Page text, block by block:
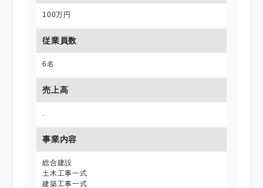
100万円
従業員数
6名
売上高
.
事業内容
総合建設
土木工事一式
建築工事一式